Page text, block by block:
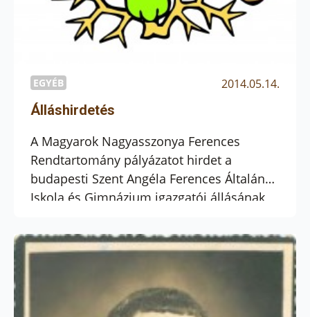
EGYÉB 2014.05.14.
Álláshirdetés
A Magyarok Nagyasszonya Ferences
Rendtartomány pályázatot hirdet a
budapesti Szent Angéla Ferences Általános
Iskola és Gimnázium igazgatói állásának
találhatók.